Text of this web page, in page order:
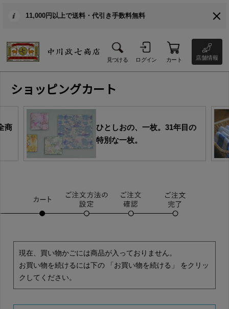
11,000円以上で送料・代引き手数料無料
見つける ログイン カート 店舗情報
ショッピングカート
商
ひとしおの、一枚。31年目の
特別な一枚。
現在、買い物かごには商品が入っておりません。
お買い物を続けるには下の 「お買い物を続ける」 をクリッ
クしてください。